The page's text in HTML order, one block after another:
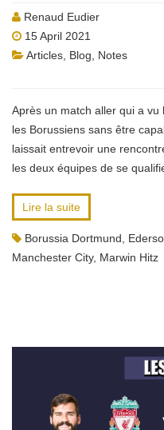
Renaud Eudier
15 April 2021
Articles Blog
Notes
Après un match aller qui a
les Borussiens sans être
laissait entrevoir une
les deux équipes de se
Lire la suite
Borussia Dortmund
Manchester City, Marwin Hitz